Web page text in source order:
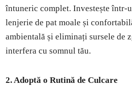
întuneric complet. Investește într-
lenjerie de pat moale și
ambientală și eliminați sursele de
interfera cu somnul tău.
2. Adoptă o Rutină de Culcare